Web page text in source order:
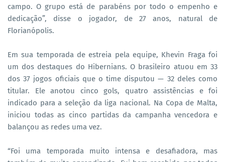
campo. O grupo está de parabéns por todo o empenho e
dedicação”, disse o jogador, de 27 anos, natural de
Florianópolis.
Em sua temporada de estreia pela equipe, Khevin Fraga foi
um dos destaques do Hibernians. O brasileiro atuou em 33
dos 37 jogos oficiais que o time disputou — 32 deles como
titular. Ele anotou cinco gols, quatro assistências e foi
indicado para a seleção da liga nacional. Na Copa de Malta,
iniciou todas as cinco partidas da campanha vencedora e
balançou as redes uma vez.
“Foi uma temporada muito intensa e desafiadora, mas